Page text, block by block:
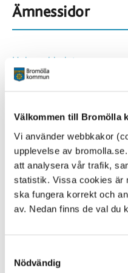
Välkommen till Bromölla
Vi använder webbkakor
upplevelse av
att analysera vår trafik,
statistik. Vissa cookies är
ska fungera korrekt och
av. Nedan finns de val du
Nödvändig
Ämnessidor
Hela webbplatsen
Alla platser